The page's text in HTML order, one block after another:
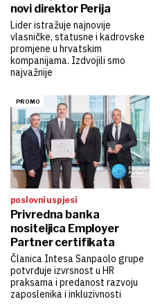
novi direktor Perija
Lider istražuje najnovije
vlasničke, statusne i kadrovske
promjene u hrvatskim
kompanijama. Izdvojili smo
najvažnije
poslovni uspjesi
Privredna banka
nositeljica Employer
Partner certifikata
Članica Intesa Sanpaolo grupe
potvrđuje izvrsnost u HR
praksama i predanost razvoju
zaposlenika i inkluzivnosti